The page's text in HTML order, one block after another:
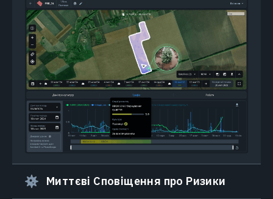
Миттєві Сповіщення про Ризики